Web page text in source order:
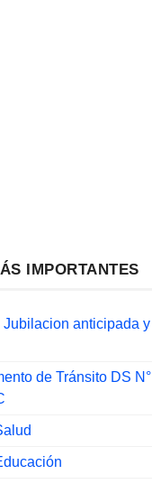
IMPORTANTES
Jubilacion anticipada y
de Tránsito DS N°